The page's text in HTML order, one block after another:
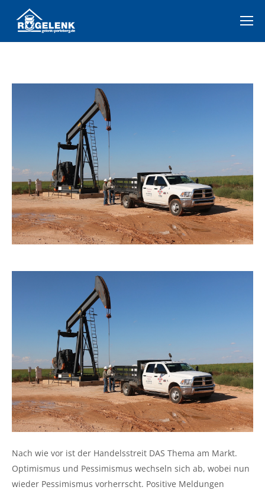
Nach wie vor ist der Handelsstreit DAS Thema am Markt.
Optimismus und Pessimismus wechseln sich ab, wobei nun
wieder Pessimismus vorherrscht. Positive Meldungen